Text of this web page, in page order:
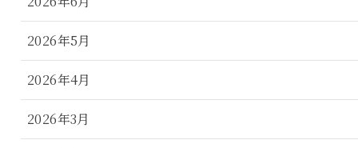
2026年5月
2026年4月
2026年3月